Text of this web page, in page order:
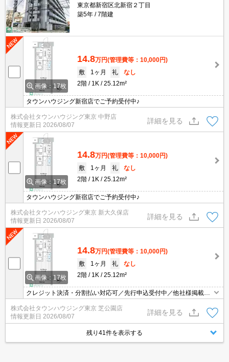
東京都新宿区北新宿２丁目
築5年
7階建
画像：17枚
14.8万円(管理費等：10,000円)
敷
1ヶ月 礼
なし
2階
1K 25.12m²
タウンハウジング新宿店でご予約受付中♪
株式会社タウンハウジング東京 中野店
情報更新日 2026/08/07
詳細を見る
画像：17枚
14.8万円(管理費等：10,000円)
敷
1ヶ月 礼
なし
2階
1K 25.12m²
タウンハウジング新宿店でご予約受付中♪
株式会社タウンハウジング東京 新大久保店
情報更新日 2026/08/07
詳細を見る
画像：17枚
14.8万円(管理費等：10,000円)
敷
1ヶ月 礼
なし
2階
1K 25.12m²
クレジット決済・分割払い対応可／先行申込受付中／他社様掲載物
件もまとめてご案内可能／専任物件多数あり
株式会社タウンハウジング東京 芝公園店
情報更新日 2026/08/07
詳細を見る
残り41件を表示する